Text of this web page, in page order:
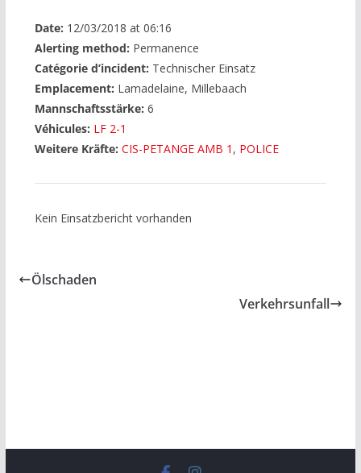
Date: 12/03/2018 at 06:16
Alerting method: Permanence
Catégorie d’incident: Technischer Einsatz
Emplacement: Lamadelaine, Millebaach
Mannschaftsstärke: 6
Véhicules: LF 2-1
Weitere Kräfte: CIS-PETANGE AMB 1 , POLICE
Kein Einsatzbericht vorhanden
Ölschaden
Verkehrsunfall